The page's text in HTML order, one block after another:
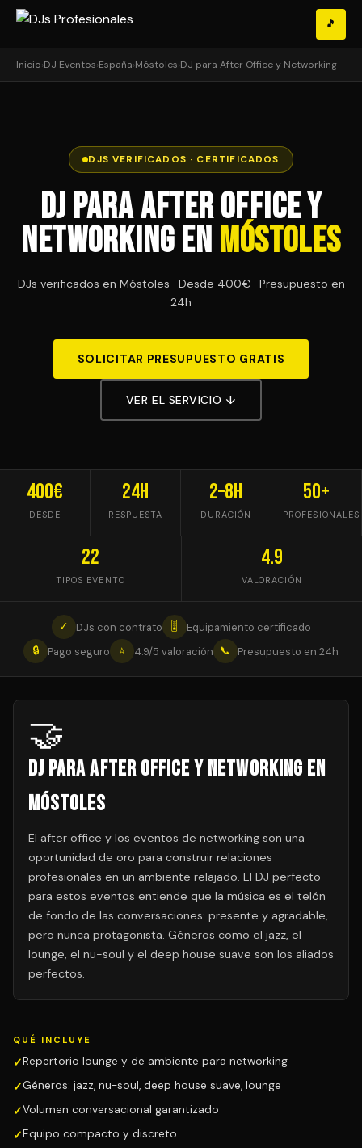
🎵
Inicio›DJ Eventos›España›Móstoles›DJ para After Office y Networking
DJS VERIFICADOS · CERTIFICADOS
DJ para After Office y
Networking en Móstoles
DJs verificados en Móstoles · Desde 400€ · Presupuesto en
24h
SOLICITAR PRESUPUESTO GRATIS
VER EL SERVICIO ↓
400€
DESDE
24h
RESPUESTA
2–8h
DURACIÓN
50+
PROFESIONALES
22
TIPOS EVENTO
4.9
VALORACIÓN
✓ DJs con contrato 🎚
Equipamiento certificado
🔒
Pago seguro ⭐ 4.9/5 valoración 📞 Presupuesto en 24h
🤝
DJ para After Office y Networking en
Móstoles
El after office y los eventos de networking son una
oportunidad de oro para construir relaciones
profesionales en un ambiente relajado. El DJ perfecto
para estos eventos entiende que la música es el telón
de fondo de las conversaciones: presente y agradable,
pero nunca protagonista. Géneros como el jazz, el
lounge, el nu-soul y el deep house suave son los aliados
perfectos.
QUÉ INCLUYE
Repertorio lounge y de ambiente para networking
Géneros: jazz, nu-soul, deep house suave, lounge
Volumen conversacional garantizado
Equipo compacto y discreto